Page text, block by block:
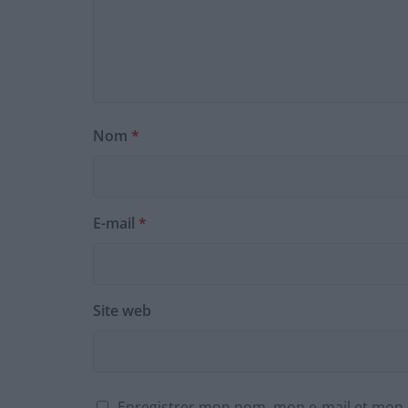
Nom *
E-mail *
Site web